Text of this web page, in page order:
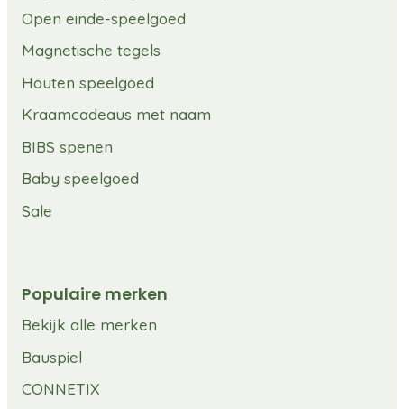
Open einde-speelgoed
Magnetische tegels
Houten speelgoed
Kraamcadeaus met naam
BIBS spenen
Baby speelgoed
Sale
Populaire merken
Bekijk alle merken
Bauspiel
CONNETIX